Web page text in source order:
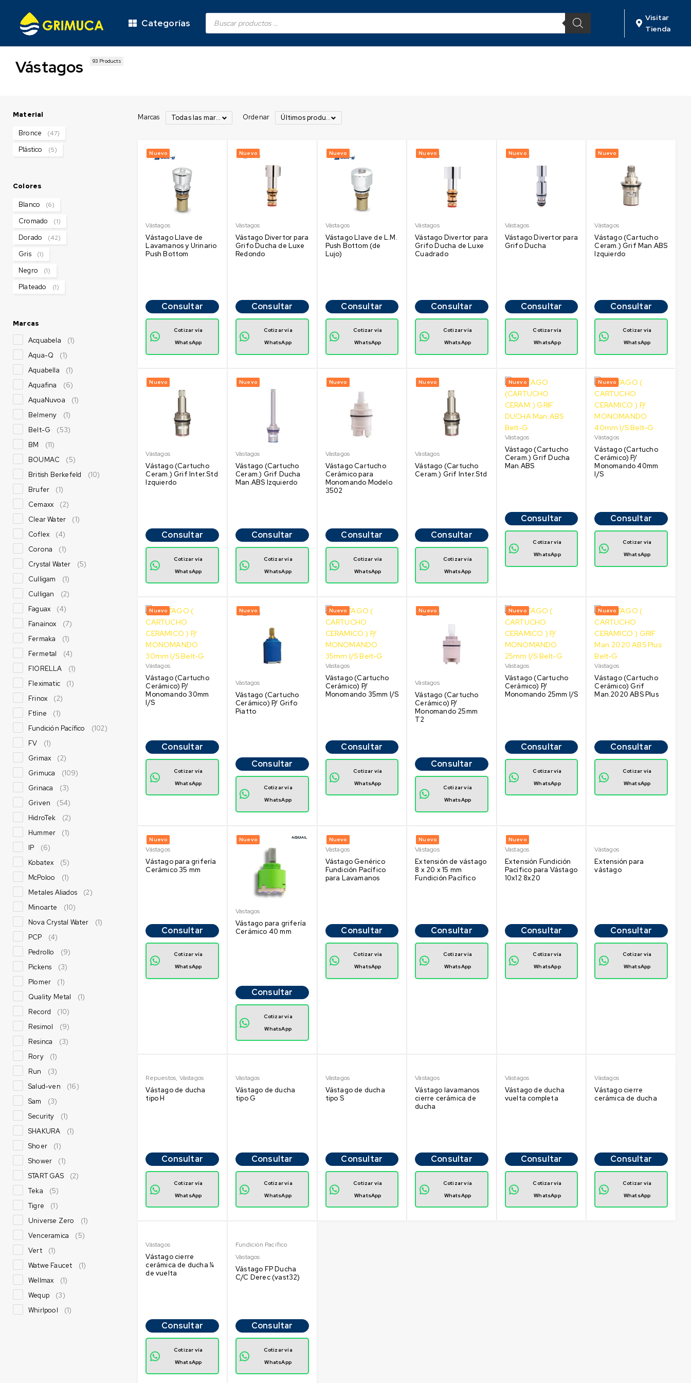
Categorías
Visitar
Tienda
Vástagos 93 Products
Material
Bronce (47)
Plástico (5)
Colores
Blanco (6)
Cromado (1)
Dorado (42)
Gris (1)
Negro (1)
Plateado (1)
Marcas
Acquabela
(1)
Aqua-Q
(1)
Aquabella
(1)
Aquafina
(6)
AquaNuvoa
(1)
Belmeny
(1)
Belt-G
(53)
BM
(11)
BOUMAC
(5)
British Berkefeld
(10)
Brufer
(1)
Cemaxx
(2)
Clear Water
(1)
Coflex
(4)
Corona
(1)
Crystal Water
(5)
Culligam
(1)
Culligan
(2)
Faguax
(4)
Fanainox
(7)
Fermaka
(1)
Fermetal
(4)
FIORELLA
(1)
Fleximatic
(1)
Frinox
(2)
Ftline
(1)
Fundición Pacífico
(102)
FV
(1)
Grimax
(2)
Grimuca
(109)
Grinaca
(3)
Griven
(54)
HidroTek
(2)
Hummer
(1)
IP
(6)
Kobatex
(5)
McPoloo
(1)
Metales Aliados
(2)
Minoarte
(10)
Nova Crystal Water
(1)
PCP
(4)
Pedrollo
(9)
Pickens
(3)
Plomer
(1)
Quality Metal
(1)
Record
(10)
Resimol
(9)
Resinca
(3)
Rory
(1)
Run
(3)
Salud-ven
(16)
Sam
(3)
Security
(1)
SHAKURA
(1)
Shoer
(1)
Shower
(1)
START GAS
(2)
Teka
(5)
Tigre
(1)
Universe Zero
(1)
Venceramica
(5)
Vert
(1)
Watwe Faucet
(1)
Wellmax
(1)
Wequp
(3)
Whirlpool
(1)
Marcas Todas las marcas Ordenar Últimos productos
Nuevo
Vástagos
Vástago Llave de
Lavamanos y Urinario
Push Bottom
Consultar
Cotizar vía
WhatsApp
Nuevo
Vástagos
Vástago Divertor para
Grifo Ducha de Luxe
Redondo
Consultar
Cotizar vía
WhatsApp
Nuevo
Vástagos
Vástago Llave de L.M.
Push Bottom (de
Lujo)
Consultar
Cotizar vía
WhatsApp
Nuevo
Vástagos
Vástago Divertor para
Grifo Ducha de Luxe
Cuadrado
Consultar
Cotizar vía
WhatsApp
Nuevo
Vástagos
Vástago Divertor para
Grifo Ducha
Consultar
Cotizar vía
WhatsApp
Nuevo
Vástagos
Vástago (Cartucho
Ceram.) Grif Man.ABS
Izquierdo
Consultar
Cotizar vía
WhatsApp
Nuevo
Vástagos
Vástago (Cartucho
Ceram.) Grif Inter.Std
Izquierdo
Consultar
Cotizar vía
WhatsApp
Nuevo
Vástagos
Vástago (Cartucho
Ceram.) Grif Ducha
Man.ABS Izquierdo
Consultar
Cotizar vía
WhatsApp
Nuevo
Vástagos
Vástago Cartucho
Cerámico para
Monomando Modelo
3502
Consultar
Cotizar vía
WhatsApp
Nuevo
Vástagos
Vástago (Cartucho
Ceram.) Grif Inter.Std
Consultar
Cotizar vía
WhatsApp
Nuevo
Vástagos
Vástago (Cartucho
Ceram.) Grif Ducha
Man.ABS
Consultar
Cotizar vía
WhatsApp
Nuevo
Vástagos
Vástago (Cartucho
Cerámico) P/
Monomando 40mm
I/S
Consultar
Cotizar vía
WhatsApp
Nuevo
Vástagos
Vástago (Cartucho
Cerámico) P/
Monomando 30mm
I/S
Consultar
Cotizar vía
WhatsApp
Nuevo
Vástagos
Vástago (Cartucho
Cerámico) P/ Grifo
Piatto
Consultar
Cotizar vía
WhatsApp
Nuevo
Vástagos
Vástago (Cartucho
Cerámico) P/
Monomando 35mm I/S
Consultar
Cotizar vía
WhatsApp
Nuevo
Vástagos
Vástago (Cartucho
Cerámico) P/
Monomando 25mm
T2
Consultar
Cotizar vía
WhatsApp
Nuevo
Vástagos
Vástago (Cartucho
Cerámico) P/
Monomando 25mm I/S
Consultar
Cotizar vía
WhatsApp
Nuevo
Vástagos
Vástago (Cartucho
Cerámico) Grif
Man.2020 ABS Plus
Consultar
Cotizar vía
WhatsApp
Nuevo
Vástagos
Vástago para grifería
Cerámico 35 mm
Consultar
Cotizar vía
WhatsApp
Nuevo
Vástagos
Vástago para grifería
Cerámico 40 mm
Consultar
Cotizar vía
WhatsApp
Nuevo
Vástagos
Vástago Genérico
Fundición Pacífico
para Lavamanos
Consultar
Cotizar vía
WhatsApp
Nuevo
Vástagos
Extensión de vástago
8 x 20 x 15 mm
Fundición Pacífico
Consultar
Cotizar vía
WhatsApp
Nuevo
Vástagos
Extensión Fundición
Pacífico para Vástago
10x12 8x20
Consultar
Cotizar vía
WhatsApp
Vástagos
Extensión para
vástago
Consultar
Cotizar vía
WhatsApp
Repuestos, Vástagos
Vástago de ducha
tipo H
Consultar
Cotizar vía
WhatsApp
Vástagos
Vástago de ducha
tipo G
Consultar
Cotizar vía
WhatsApp
Vástagos
Vástago de ducha
tipo S
Consultar
Cotizar vía
WhatsApp
Vástagos
Vástago lavamanos
cierre cerámica de
ducha
Consultar
Cotizar vía
WhatsApp
Vástagos
Vástago de ducha
vuelta completa
Consultar
Cotizar vía
WhatsApp
Vástagos
Vástago cierre
cerámica de ducha
Consultar
Cotizar vía
WhatsApp
Vástagos
Vástago cierre
cerámica de ducha ¼
de vuelta
Consultar
Cotizar vía
WhatsApp
Fundición Pacífico
Vástagos
Vástago FP Ducha
C/C Derec (vast32)
Consultar
Cotizar vía
WhatsApp